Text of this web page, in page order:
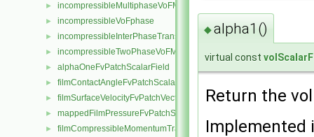
► incompressibleMultiphaseVoFMixture
► incompressibleVoFphase
► incompressibleInterPhaseTransportModel
► incompressibleTwoPhaseVoFMixture
► alphaOneFvPatchScalarField
► filmContactAngleFvPatchScalarField
► filmSurfaceVelocityFvPatchVectorField
► mappedFilmPressureFvPatchScalarField
► filmCompressibleMomentumTransportModel
◆alpha1()
virtual const
Return the
Implemented